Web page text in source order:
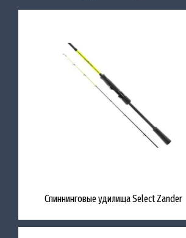
Спиннинговые удилища Select Zander